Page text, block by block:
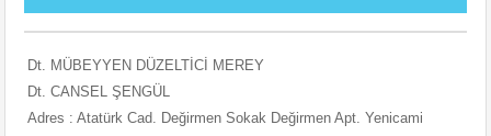
Dt. MÜBEYYEN DÜZELTİCİ MEREY
Dt. CANSEL ŞENGÜL
Adres : Atatürk Cad. Değirmen Sokak Değirmen Apt. Yenicami